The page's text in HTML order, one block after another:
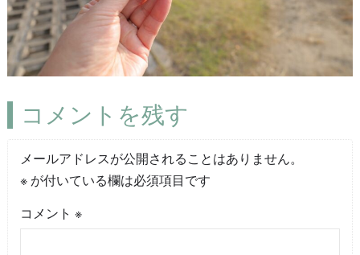
コメントを残す
メールアドレスが公開されることはありません。
※が付いている欄は必須項目です
コメント ※